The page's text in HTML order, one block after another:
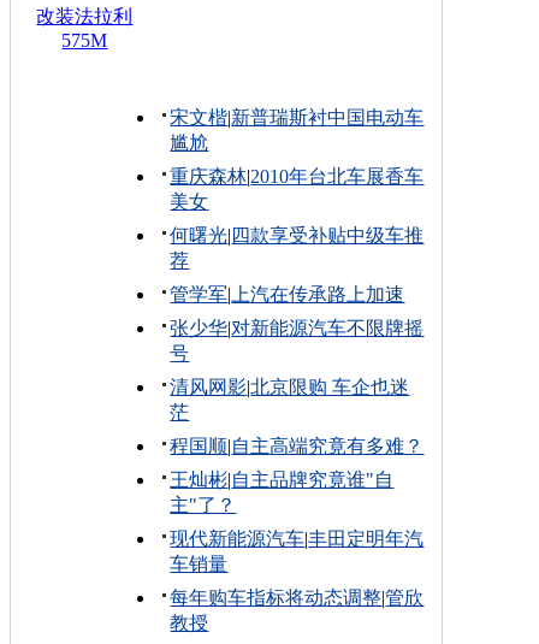
改装法拉利
575M
宋文楷|新普瑞斯衬中国电动车
尴尬
重庆森林|2010年台北车展香车
美女
何曙光| 四款享受补贴中级车推
荐
管学军| 上汽在传承路上加速
张少华|对新能源汽车不限牌摇
号
清风网影|北京限购 车企也迷
茫
程国顺|自主高端究竟有多难？
王灿彬|自主品牌究竟谁"自
主"了？
现代新能源汽车|丰田定明年汽
车销量
每年购车指标将动态调整|管欣
教授